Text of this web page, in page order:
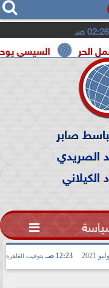
02:26 صـ
السيسي يوحد
صابر
الصريدي

12:23 صـ بتوقيت القاهرة